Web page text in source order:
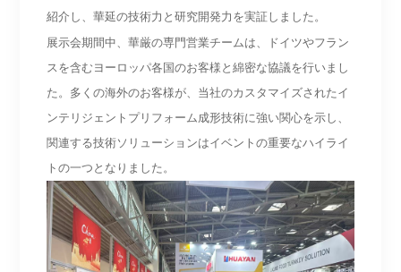
紹介し、華延の技術力と研究開発力を実証しました。
展示会期間中、華厳の専門営業チームは、ドイツやフラン
スを含むヨーロッパ各国のお客様と綿密な協議を行いまし
た。多くの海外のお客様が、当社のカスタマイズされたイ
ンテリジェントプリフォーム成形技術に強い関心を示し、
関連する技術ソリューションはイベントの重要なハイライ
トの一つとなりました。